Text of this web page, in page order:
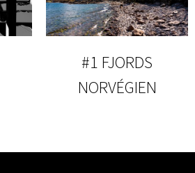
#1 FJORDS
NORVÉGIEN